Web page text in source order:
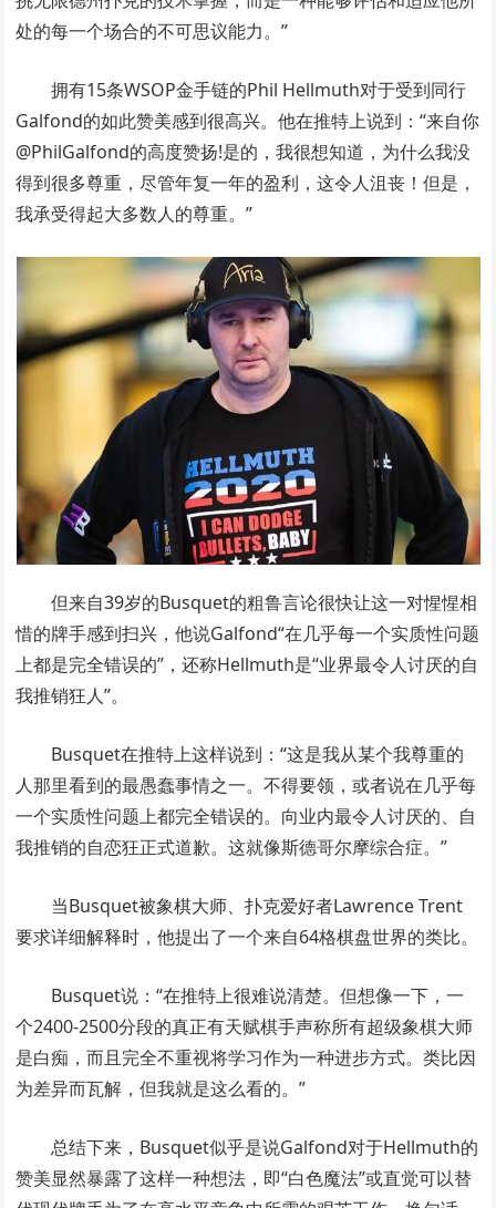
处的每一个场合的不可思议能力。”
拥有15条WSOP金手链的Phil Hellmuth对于受到同行
Galfond的如此赞美感到很高兴。他在推特上说到：“来自你
@PhilGalfond的高度赞扬!是的，我很想知道，为什么我没
得到很多尊重，尽管年复一年的盈利，这令人沮丧！但是，
我承受得起大多数人的尊重。”
但来自39岁的Busquet的粗鲁言论很快让这一对惺惺相
惜的牌手感到扫兴，他说Galfond“在几乎每一个实质性问题
上都是完全错误的”，还称Hellmuth是“业界最令人讨厌的自
我推销狂人”。
Busquet在推特上这样说到：“这是我从某个我尊重的
人那里看到的最愚蠢事情之一。不得要领，或者说在几乎每
一个实质性问题上都完全错误的。向业内最令人讨厌的、自
我推销的自恋狂正式道歉。这就像斯德哥尔摩综合症。”
当Busquet被象棋大师、扑克爱好者Lawrence Trent
要求详细解释时，他提出了一个来自64格棋盘世界的类比。
Busquet说：“在推特上很难说清楚。但想像一下，一
个2400-2500分段的真正有天赋棋手声称所有超级象棋大师
是白痴，而且完全不重视将学习作为一种进步方式。类比因
为差异而瓦解，但我就是这么看的。”
总结下来，Busquet似乎是说Galfond对于Hellmuth的
赞美显然暴露了这样一种想法，即“白色魔法”或直觉可以替